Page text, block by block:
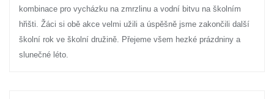
kombinace pro vycházku na zmrzlinu a vodní bitvu na školním
hřišti. Žáci si obě akce velmi užili a úspěšně jsme zakončili další
školní rok ve školní družině. Přejeme všem hezké prázdniny a
slunečné léto.